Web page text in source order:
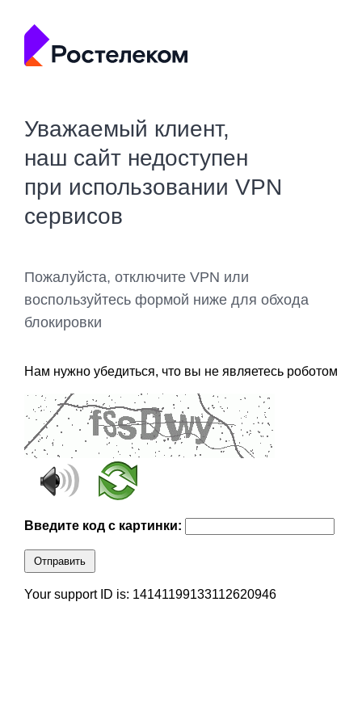
Уважаемый клиент,
наш сайт недоступен
при использовании VPN
сервисов
Пожалуйста, отключите VPN или
воспользуйтесь формой ниже для обхода
блокировки
Нам нужно убедиться, что вы не являетесь роботом
Введите код с картинки:
Отправить
Your support ID is: 14141199133112620946